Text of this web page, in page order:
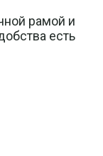
рамой и
есть